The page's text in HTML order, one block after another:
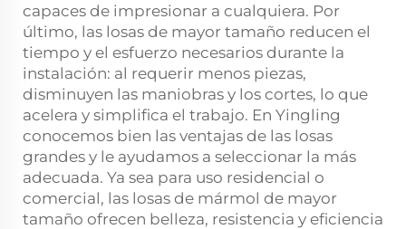
capaces de impresionar a cualquiera. Por
último, las losas de mayor tamaño reducen el
tiempo y el esfuerzo necesarios durante la
instalación: al requerir menos piezas,
disminuyen las maniobras y los cortes, lo que
acelera y simplifica el trabajo. En Yingling
conocemos bien las ventajas de las losas
grandes y le ayudamos a seleccionar la más
adecuada. Ya sea para uso residencial o
comercial, las losas de mármol de mayor
tamaño ofrecen belleza, resistencia y eficiencia